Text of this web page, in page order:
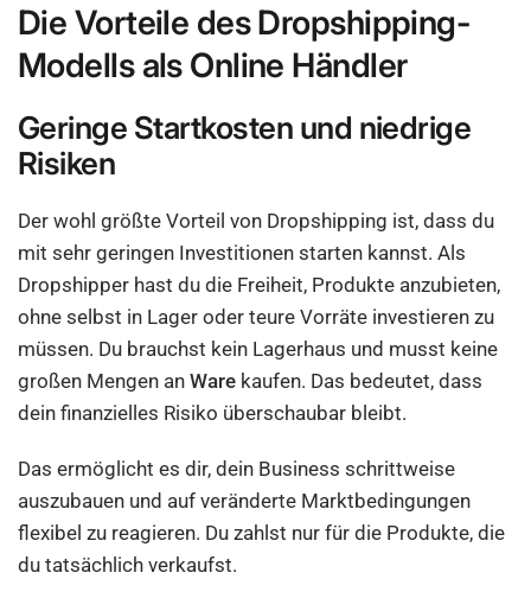
Die Vorteile des Dropshipping-
Modells als Online Händler
Geringe Startkosten und niedrige
Risiken
Der wohl größte Vorteil von Dropshipping ist, dass du
mit sehr geringen Investitionen starten kannst. Als
Dropshipper hast du die Freiheit, Produkte anzubieten,
ohne selbst in Lager oder teure Vorräte investieren zu
müssen. Du brauchst kein Lagerhaus und musst keine
großen Mengen anWare kaufen. Das bedeutet, dass
dein finanzielles Risiko überschaubar bleibt.
Das ermöglicht es dir, dein Business schrittweise
auszubauen und auf veränderte Marktbedingungen
flexibel zu reagieren. Du zahlst nur für die Produkte, die
du tatsächlich verkaufst.